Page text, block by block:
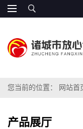
您当前的位置： 网站首
产品展厅